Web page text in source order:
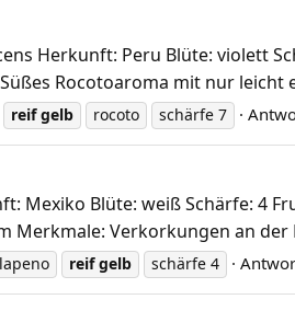
Herkunft: Peru Blüte: violett
Rocotoaroma mit nur leicht
reif gelb rocoto schärfe 7
Mexiko Blüte: weiß Schärfe:
Verkorkungen an der
reif gelb schärfe 4